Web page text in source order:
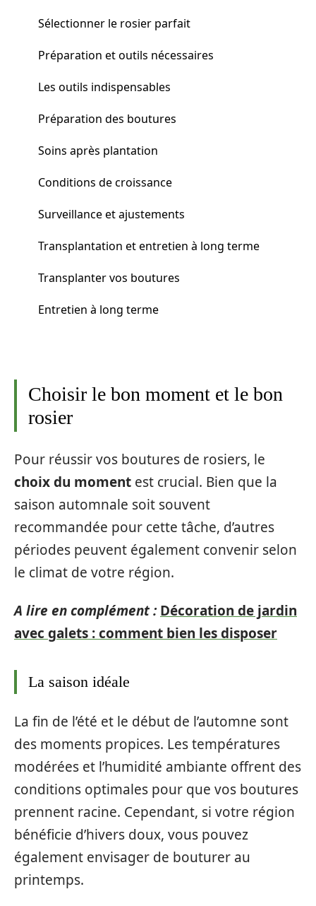
Sélectionner le rosier parfait
Préparation et outils nécessaires
Les outils indispensables
Préparation des boutures
Soins après plantation
Conditions de croissance
Surveillance et ajustements
Transplantation et entretien à long terme
Transplanter vos boutures
Entretien à long terme
Choisir le bon moment et le bon
rosier
Pour réussir vos boutures de rosiers, le
choix du moment est crucial. Bien que la
saison automnale soit souvent
recommandée pour cette tâche, d’autres
périodes peuvent également convenir selon
le climat de votre région.
A lire en complément : Décoration de jardin
avec galets : comment bien les disposer
La saison idéale
La fin de l’été et le début de l’automne sont
des moments propices. Les températures
modérées et l’humidité ambiante offrent des
conditions optimales pour que vos boutures
prennent racine. Cependant, si votre région
bénéficie d’hivers doux, vous pouvez
également envisager de bouturer au
printemps.